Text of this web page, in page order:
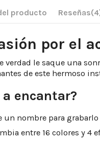
producto Reseñas
por el
verdad le saque una
de este hermoso
a encantar?
un nombre para
entre 16 colores y 4